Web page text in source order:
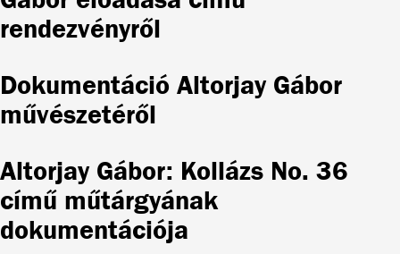
rendezvényről
Dokumentáció Altorjay Gábor
művészetéről
Altorjay Gábor: Kollázs No. 36
című műtárgyának
dokumentációja